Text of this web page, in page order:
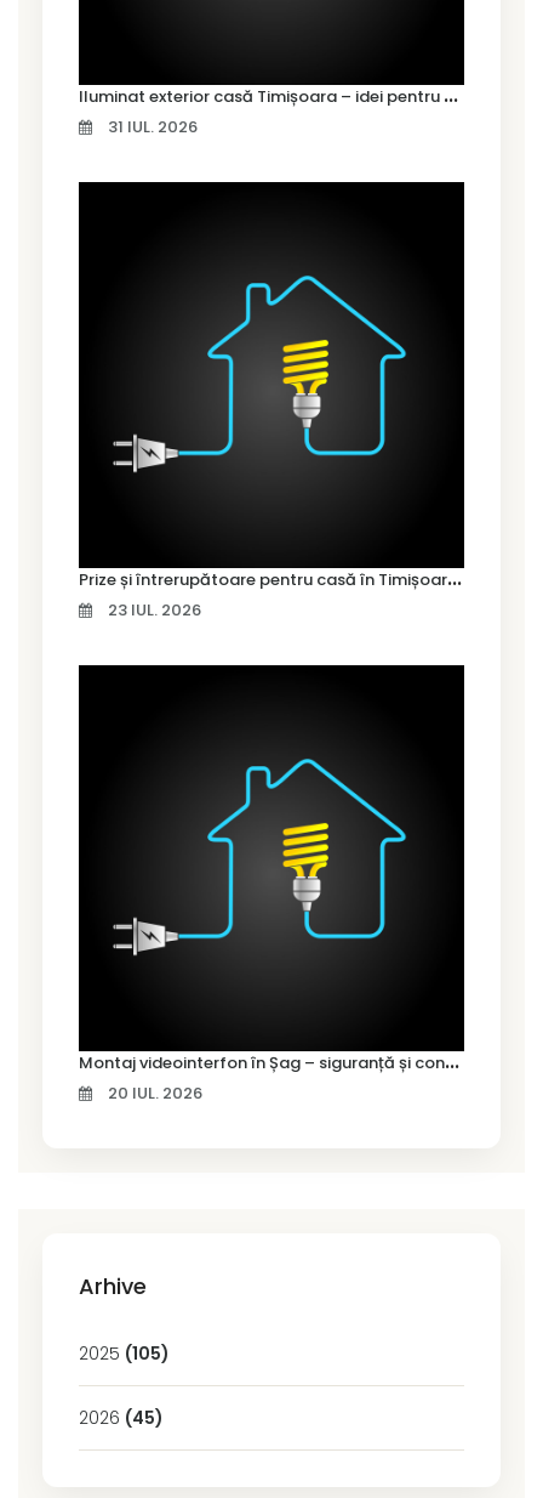
I
luminat exterior casă Timișoara – idei pentru siguranță și confort
31 IUL. 2026
P
rize și întrerupătoare pentru casă în Timișoara – cum alegi variantele potrivite
23 IUL. 2026
M
ontaj videointerfon în Șag – siguranță și control pentru locuința ta
20 IUL. 2026
Arhive
2025 (105)
2026 (45)